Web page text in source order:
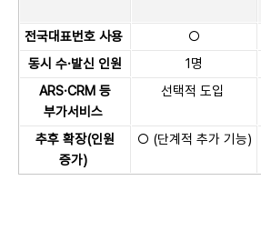
전국대표번호 사용
○
동시 수·발신 인원
1명
ARS·CRM 등
부가서비스
선택적 도입
추후 확장(인원
증가)
○ (단계적 추가 기능)